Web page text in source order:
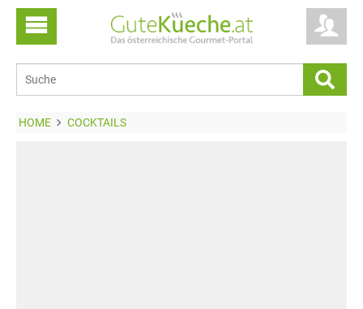
HOME COCKTAILS